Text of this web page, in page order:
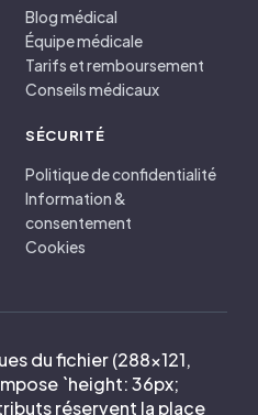
Blog médical
Équipe médicale
Tarifs et remboursement
Conseils médicaux
SÉCURITÉ
Politique de confidentialité
Information &
consentement
Cookies
du fichier (288×121,
`height: 36px;
réservent la place